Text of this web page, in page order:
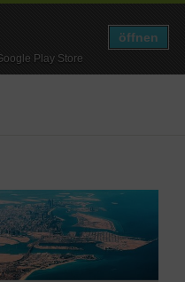
Play Store
öffnen